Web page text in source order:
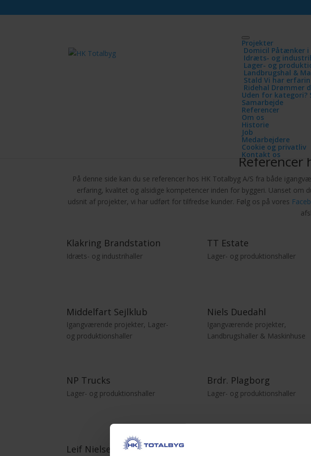
Projekter
Domicil Påtænker i
Idræts- og
Lager- og
Landbrugshal &
Stald Vi har
Ridehal Drømmer
Uden for
Samarbejde
Referencer
Om os
Historie
Job
Medarbejdere
Cookie og privatliv
Kontakt os
Referencer
Referencer
På denne side kan du se referencer hos HK Totalbyg A/S fra både
erfaring, kvalitet og alsidige kompetencer inden for byggeri. Uanset om
udsnit af projekter, vi har udført for tilfredse kunder. Følg os på vores
Klakring Brandstation
Idræts- og industrihaller
TT Estate
Lager- og produktionshaller
Middelfart Sejlklub
Igangværende projekter, Lager-
og produktionshaller
Niels Duedahl
Igangværende projekter,
Landbrugshaller & Maskinhuse
NP Trucks
Lager- og produktionshaller
Brdr. Plagborg
Lager- og produktionshaller
Leif Nielsen